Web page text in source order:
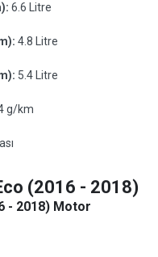
6.6 Litre
4.8 Litre
5.4 Litre
g/km
(2016 - 2018)
- 2018) Motor